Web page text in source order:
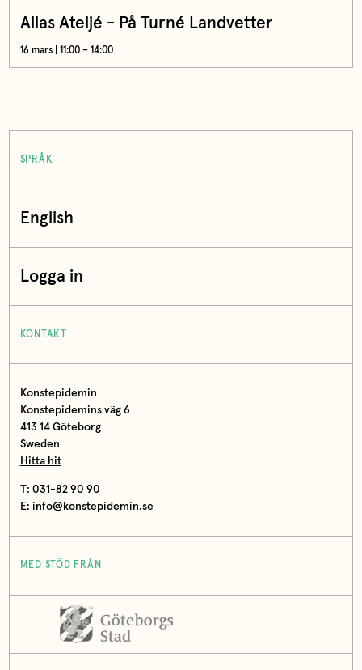
Allas Ateljé - På Turné Landvetter
16 mars | 11:00 – 14:00
SPRÅK
English
Logga in
KONTAKT
Konstepidemin
Konstepidemins väg 6
413 14 Göteborg
Sweden
Hitta hit
T: 031-82 90 90
E: info@konstepidemin.se
MED STÖD FRÅN